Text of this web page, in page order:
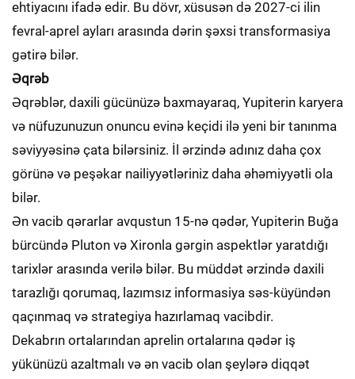
ehtiyacını ifadə edir. Bu dövr, xüsusən də 2027-ci ilin
fevral-aprel ayları arasında dərin şəxsi transformasiya
gətirə bilər.
Əqrəb
Əqrəblər, daxili gücünüzə baxmayaraq, Yupiterin karyera
və nüfuzunuzun onuncu evinə keçidi ilə yeni bir tanınma
səviyyəsinə çata bilərsiniz. İl ərzində adınız daha çox
görünə və peşəkar nailiyyətləriniz daha əhəmiyyətli ola
bilər.
Ən vacib qərarlar avqustun 15-nə qədər, Yupiterin Buğa
bürcündə Pluton və Xironla gərgin aspektlər yaratdığı
tarixlər arasında verilə bilər. Bu müddət ərzində daxili
tarazlığı qorumaq, lazımsız informasiya səs-küyündən
qaçınmaq və strategiya hazırlamaq vacibdir.
Dekabrın ortalarından aprelin ortalarına qədər iş
yükünüzü azaltmalı və ən vacib olan şeylərə diqqət